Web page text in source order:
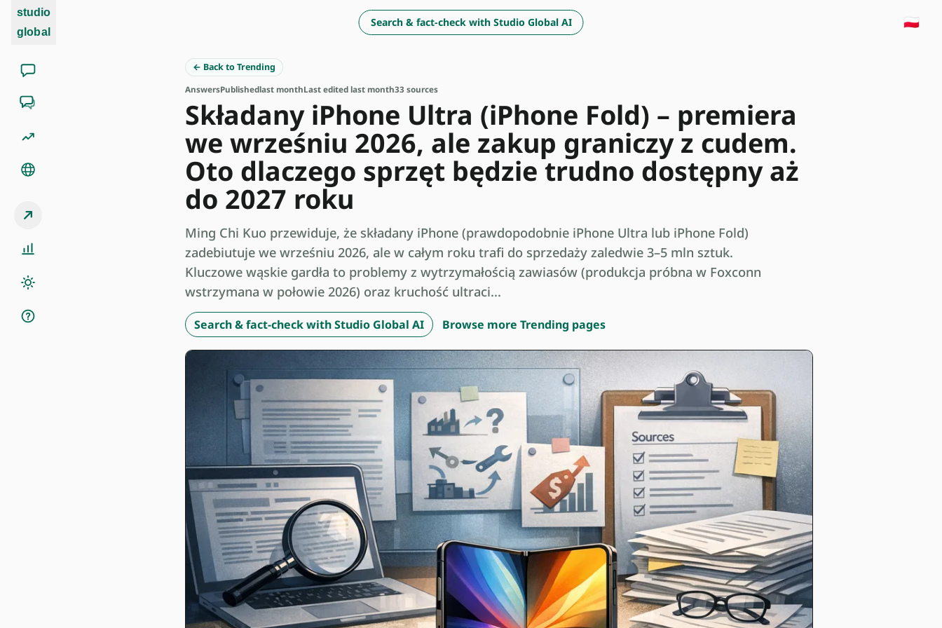
studio
global
Search & fact-check with Studio Global AI 🇵🇱
← Back to Trending
AnswersPublishedlast monthLast edited last month33 sources
Składany iPhone Ultra (iPhone Fold) – premiera
we wrześniu 2026, ale zakup graniczy z cudem.
Oto dlaczego sprzęt będzie trudno dostępny aż
do 2027 roku
Ming Chi Kuo przewiduje, że składany iPhone (prawdopodobnie iPhone Ultra lub iPhone Fold)
zadebiutuje we wrześniu 2026, ale w całym roku trafi do sprzedaży zaledwie 3–5 mln sztuk.
Kluczowe wąskie gardła to problemy z wytrzymałością zawiasów (produkcja próbna w Foxconn
wstrzymana w połowie 2026) oraz kruchość ultraci...
Search & fact-check with Studio Global AI Browse more Trending pages